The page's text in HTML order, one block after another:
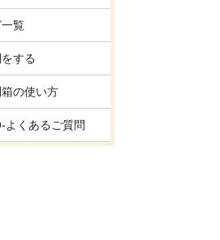
覧
する
の使い方
よくあるご質問